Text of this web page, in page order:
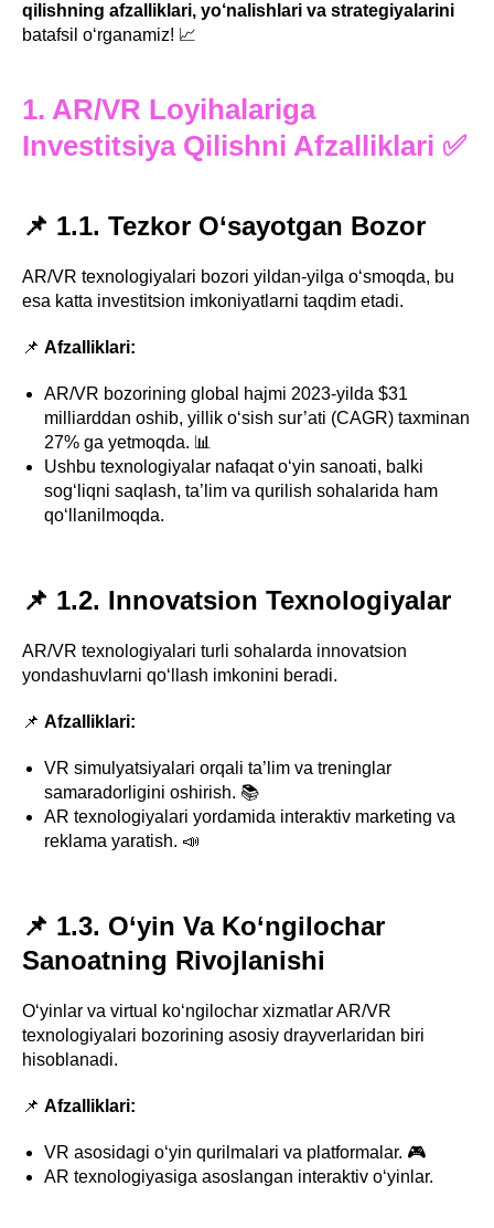
qilishning afzalliklari, yo‘nalishlari va strategiyalarini
batafsil o‘rganamiz! 📈
1. AR/VR Loyihalariga
Investitsiya Qilishni Afzalliklari ✅
📌 1.1. Tezkor O‘sayotgan Bozor
AR/VR texnologiyalari bozori yildan-yilga o‘smoqda, bu
esa katta investitsion imkoniyatlarni taqdim etadi.
📌 Afzalliklari:
AR/VR bozorining global hajmi 2023-yilda $31
milliarddan oshib, yillik o‘sish sur’ati (CAGR) taxminan
27% ga yetmoqda. 📊
Ushbu texnologiyalar nafaqat o‘yin sanoati, balki
sog‘liqni saqlash, ta’lim va qurilish sohalarida ham
qo‘llanilmoqda.
📌 1.2. Innovatsion Texnologiyalar
AR/VR texnologiyalari turli sohalarda innovatsion
yondashuvlarni qo‘llash imkonini beradi.
📌 Afzalliklari:
VR simulyatsiyalari orqali ta’lim va treninglar
samaradorligini oshirish. 📚
AR texnologiyalari yordamida interaktiv marketing va
reklama yaratish. 📣
📌 1.3. O‘yin Va Ko‘ngilochar
Sanoatning Rivojlanishi
O‘yinlar va virtual ko‘ngilochar xizmatlar AR/VR
texnologiyalari bozorining asosiy drayverlaridan biri
hisoblanadi.
📌 Afzalliklari:
VR asosidagi o‘yin qurilmalari va platformalar. 🎮
AR texnologiyasiga asoslangan interaktiv o‘yinlar.